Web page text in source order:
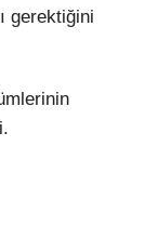
gerektiğini